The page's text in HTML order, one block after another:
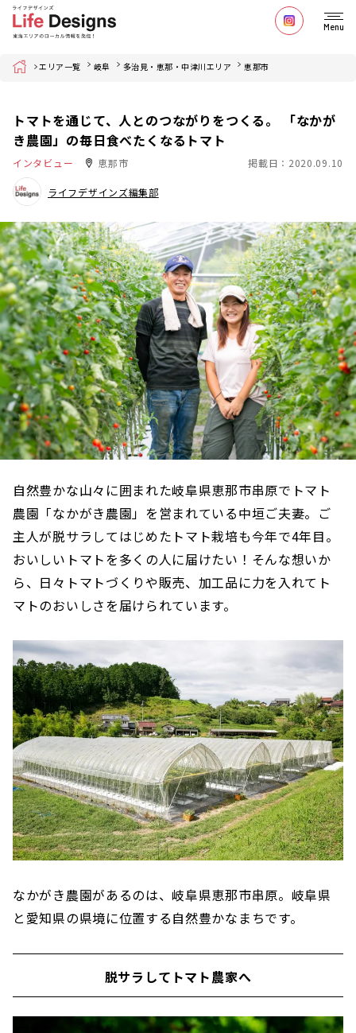
Menu
Home エリア一覧 岐阜 多治見・恵那・中津川エリア 恵那市
トマトを通じて、人とのつながりをつくる。 「なかが
き農園」の毎日食べたくなるトマト
インタビュー 恵那市 掲載日：2020.09.10
ライフデザインズ編集部
自然豊かな山々に囲まれた岐阜県恵那市串原でトマト
農園「なかがき農園」を営まれている中垣ご夫妻。ご
主人が脱サラしてはじめたトマト栽培も今年で4年目。
おいしいトマトを多くの人に届けたい！そんな想いか
ら、日々トマトづくりや販売、加工品に力を入れてト
マトのおいしさを届けられています。
なかがき農園があるのは、岐阜県恵那市串原。岐阜県
と愛知県の県境に位置する自然豊かなまちです。
脱サラしてトマト農家へ